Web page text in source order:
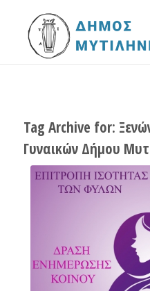
Tag Archive for:
Γυναικών Δήμου